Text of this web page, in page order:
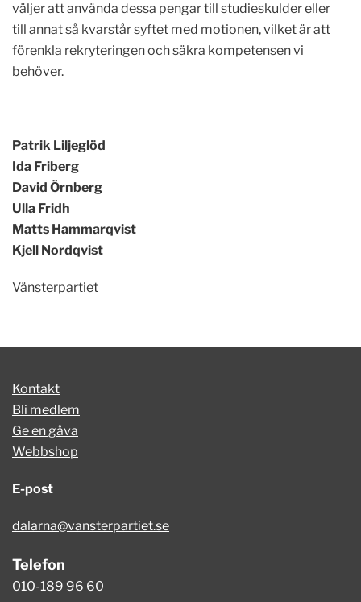
väljer att använda dessa pengar till studieskulder eller
till annat så kvarstår syftet med motionen, vilket är att
förenkla rekryteringen och säkra kompetensen vi
behöver.
Patrik Liljeglöd
Ida Friberg
David Örnberg
Ulla Fridh
Matts Hammarqvist
Kjell Nordqvist
Vänsterpartiet
Kontakt
Bli medlem
Ge en gåva
Webbshop
E-post
dalarna@vansterpartiet.se
Telefon
010-189 96 60